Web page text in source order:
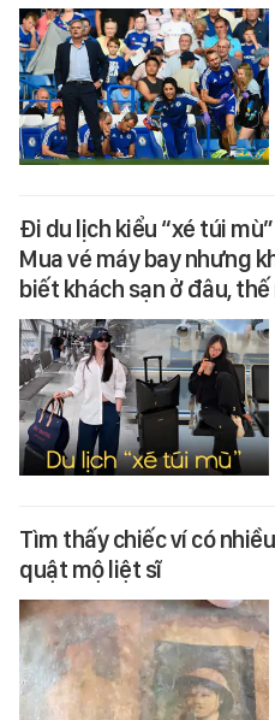
Đi du lịch kiểu “xé túi
Mua vé máy bay nhưng
biết khách sạn ở đâu,
Tìm thấy chiếc ví có
quật mộ liệt sĩ